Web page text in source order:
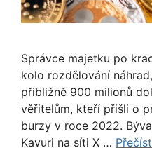
Správce majetku po
kolo rozdělování
přibližně 900 milionů
věřitelům, kteří přišli o
burzy v roce 2022.
Kavuri na síti X …